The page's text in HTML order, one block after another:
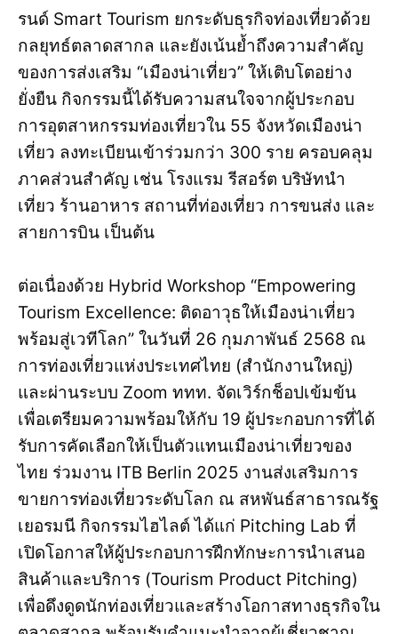
รนด์ Smart Tourism ยกระดับธุรกิจท่องเที่ยวด้วย
กลยุทธ์ตลาดสากล และยังเน้นย้ำถึงความสำคัญ
ของการส่งเสริม “เมืองน่าเที่ยว” ให้เติบโตอย่าง
ยั่งยืน กิจกรรมนี้ได้รับความสนใจจากผู้ประกอบ
การอุตสาหกรรมท่องเที่ยวใน 55 จังหวัดเมืองน่า
เที่ยว ลงทะเบียนเข้าร่วมกว่า 300 ราย ครอบคลุม
ภาคส่วนสำคัญ เช่น โรงแรม รีสอร์ต บริษัทนำ
เที่ยว ร้านอาหาร สถานที่ท่องเที่ยว การขนส่ง และ
สายการบิน เป็นต้น
ต่อเนื่องด้วย Hybrid Workshop “Empowering
Tourism Excellence: ติดอาวุธให้เมืองน่าเที่ยว
พร้อมสู่เวทีโลก” ในวันที่ 26 กุมภาพันธ์ 2568 ณ
การท่องเที่ยวแห่งประเทศไทย (สำนักงานใหญ่)
และผ่านระบบ Zoom ททท. จัดเวิร์กช็อปเข้มข้น
เพื่อเตรียมความพร้อมให้กับ 19 ผู้ประกอบการที่ได้
รับการคัดเลือกให้เป็นตัวแทนเมืองน่าเที่ยวของ
ไทย ร่วมงาน ITB Berlin 2025 งานส่งเสริมการ
ขายการท่องเที่ยวระดับโลก ณ สหพันธ์สาธารณรัฐ
เยอรมนี กิจกรรมไฮไลต์ ได้แก่ Pitching Lab ที่
เปิดโอกาสให้ผู้ประกอบการฝึกทักษะการนำเสนอ
สินค้าและบริการ (Tourism Product Pitching)
เพื่อดึงดูดนักท่องเที่ยวและสร้างโอกาสทางธุรกิจใน